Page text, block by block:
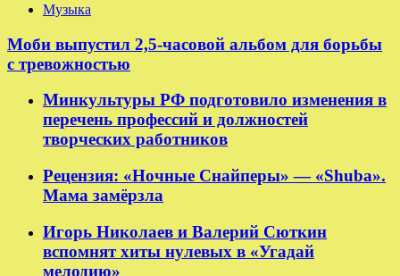
Музыка
Моби выпустил 2,5-часовой альбом для борьбы
с тревожностью
Минкультуры РФ подготовило изменения в
перечень профессий и должностей
творческих работников
Рецензия: «Ночные Снайперы» — «Shuba».
Мама замёрзла
Игорь Николаев и Валерий Сюткин
вспомнят хиты нулевых в «Угадай
мелодию»